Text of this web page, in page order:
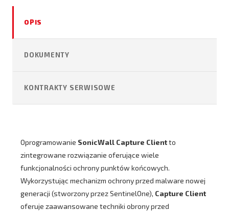
OPIS
DOKUMENTY
KONTRAKTY SERWISOWE
Oprogramowanie SonicWall Capture Clientto
zintegrowane rozwiązanie oferujące wiele
funkcjonalności ochrony punktów końcowych.
Wykorzystując mechanizm ochrony przed malware nowej
generacji (stworzony przez SentinelOne), Capture Client
oferuje zaawansowane techniki obrony przed